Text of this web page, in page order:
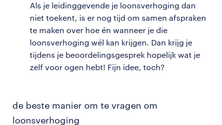
Als je leidinggevende je loonsverhoging dan
niet toekent, is er nog tijd om samen afspraken
te maken over hoe én wanneer je die
loonsverhoging wél kan krijgen. Dan krijg je
tijdens je beoordelingsgesprek hopelijk wat je
zelf voor ogen hebt! Fijn idee, toch?
de beste manier om te vragen om
loonsverhoging